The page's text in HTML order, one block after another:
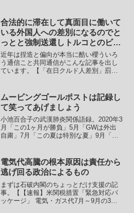
て小泉進次郞が勝つはずが、少なくない
造反が出て議員票でも高市早...
合法的に滞在して真面目に働いて
いる外国人への差別になるのでと
っとと強制送還しトルコとのビザ
免除協定は凍結すべき
近年は捏造と偏向が本当に酷い櫻ういろ
う通信こと共同通信がこんな記事を出し
ています。【「在日クルド人差別」罰則
する「包括的差別撤廃法」の制定を求め
る超党派の国会議員による...
ムービングゴールポストは記録し
て笑ってあげましょう
小池百合子の武漢肺炎関係語録。2020年3
月「この1ヶ月が勝負」5月「GWは外出
自粛」7月「この夏は特別な夏」9月「こ
週間」同 「年末年始特別警報」2021年3
月「...
電気代高騰の根本原因は責任から
逃げ回る政治によるもの
まずは石破内閣のちょっとだけ支援の記
事。【【速報】米関税措置「緊急対応パ
ッケージ」 電気・ガス代7月～9月の3か